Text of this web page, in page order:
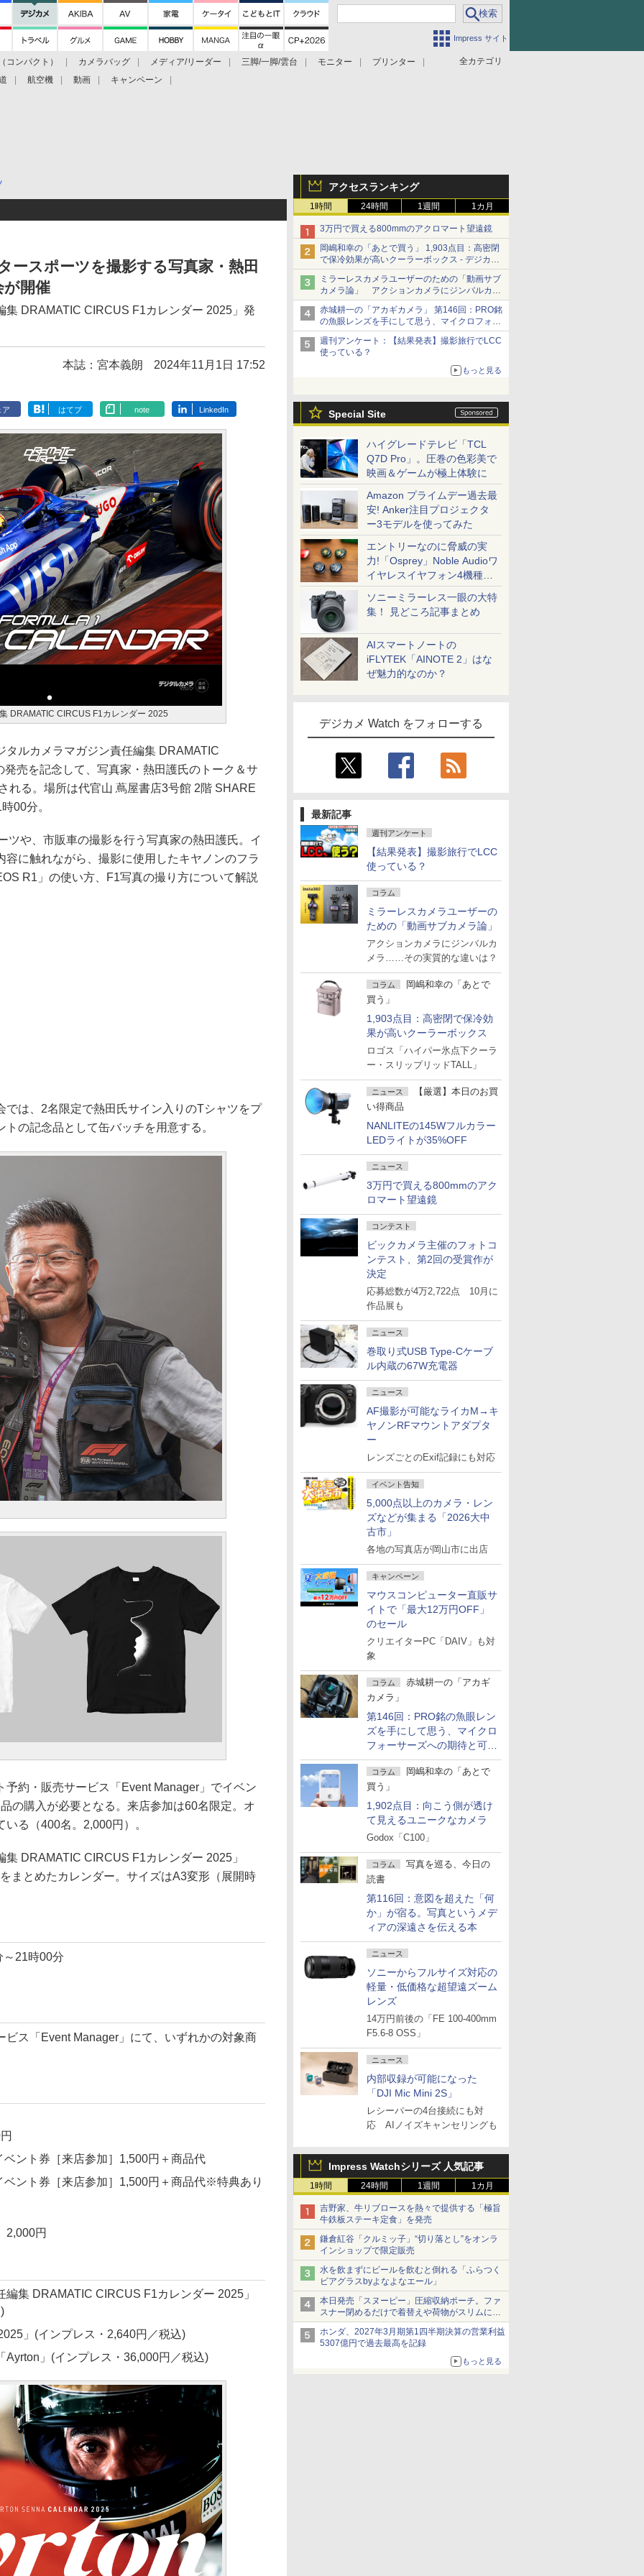
Impress サイト
全カテゴリ
コンパクト） カメラバッグ メディア/リーダー 三脚/一脚/雲台 モニター
プリンター
航空機 動画 キャンペーン
アクセスランキング
1時間 24時間 1週間 1カ月
3万円で買える800mmのアクロマート望遠鏡
岡嶋和幸の「あとで買う」 1,903点目：高密閉
で保冷効果が高いクーラーボックス - デジカメ
Watch
ミラーレスカメラユーザーのための「動画サブ
カメラ論」 アクションカメラにジンバルカメ
ラ……その実質的な違いは？
赤城耕一の「アカギカメラ」 第146回：PRO銘
の魚眼レンズを手にして思う、マイクロフォー
サーズへの期待と可能性
週刊アンケート：【結果発表】撮影旅行でLCC
使っている？
もっと見る
Special Site
ハイグレードテレビ「TCL
Q7D Pro」。圧巻の色彩美で
映画＆ゲームが極上体験に
Amazon プライムデー過去最
安! Anker注目プロジェクタ
ー3モデルを使ってみた
エントリーなのに脅威の実
力!「Osprey」Noble Audioワ
イヤレスイヤフォン4機種を
一気に聴く
ソニーミラーレス一眼の大特
集！ 見どころ記事まとめ
AIスマートノートの
iFLYTEK「AINOTE 2」はな
ぜ魅力的なのか？
デジカメ Watch をフォローする
最新記事
週刊アンケート
【結果発表】撮影旅行でLCC
使っている？
コラム
ミラーレスカメラユーザーの
ための「動画サブカメラ論」
アクションカメラにジンバルカ
メラ……その実質的な違いは？
コラム
岡嶋和幸の「あとで
買う」
1,903点目：高密閉で保冷効
果が高いクーラーボックス
ロゴス「ハイパー氷点下クーラ
ー・スリップリッドTALL」
ニュース
【厳選】本日のお買
い得商品
NANLITEの145Wフルカラー
LEDライトが35%OFF
ニュース
3万円で買える800mmのアク
ロマート望遠鏡
コンテスト
ビックカメラ主催のフォトコ
ンテスト、第2回の受賞作が
決定
応募総数が4万2,722点 10月に
作品展も
ニュース
巻取り式USB Type-Cケーブ
ル内蔵の67W充電器
ニュース
AF撮影が可能なライカM→キ
ヤノンRFマウントアダプタ
ー
レンズごとのExif記録にも対応
イベント告知
5,000点以上のカメラ・レン
ズなどが集まる「2026大中
古市」
各地の写真店が岡山市に出店
キャンペーン
マウスコンピューター直販サ
イトで「最大12万円OFF」
のセール
クリエイターPC「DAIV」も対
象
コラム
赤城耕一の「アカギ
カメラ」
第146回：PRO銘の魚眼レン
ズを手にして思う、マイクロ
フォーサーズへの期待と可能
性
コラム
岡嶋和幸の「あとで
買う」
1,902点目：向こう側が透け
て見えるユニークなカメラ
Godox「C100」
コラム
写真を巡る、今日の
読書
第116回：意図を超えた「何
か」が宿る。写真というメデ
ィアの深遠さを伝える本
ニュース
ソニーからフルサイズ対応の
軽量・低価格な超望遠ズーム
レンズ
14万円前後の「FE 100-400mm
F5.6-8 OSS」
ニュース
内部収録が可能になった
「DJI Mic Mini 2S」
レシーバーの4台接続にも対
応 AIノイズキャンセリングも
Impress Watchシリーズ 人気記事
1時間 24時間 1週間 1カ月
吉野家、牛リブロースを熱々で提供する「極旨
牛鉄板ステーキ定食」を発売
鎌倉紅谷「クルミッ子」“切り落とし”をオンラ
インショップで限定販売
水を飲まずにビールを飲むと倒れる「ふらつく
ビアグラスbyよなよなエール」
本日発売「スヌーピー」圧縮収納ポーチ。ファ
スナー閉めるだけで着替えや荷物がスリムにま
とまる
ホンダ、2027年3月期第1四半期決算の営業利益
5307億円で過去最高を記録
もっと見る
ースポーツを撮影する写真家・熱田
が開催
集 DRAMATIC CIRCUS F1カレンダー 2025」発
本誌：宮本義朗 2024年11月1日 17:52
ア はてブ note LinkedIn
DRAMATIC CIRCUS F1カレンダー 2025
タルカメラマガジン責任編集 DRAMATIC
売を記念して、写真家・熱田護氏のトーク＆サ
れる。場所は代官山 蔦屋書店3号館 2階 SHARE
00分。
ツや、市販車の撮影を行う写真家の熱田護氏。イ
に触れながら、撮影に使用したキヤノンのフラ
R1」の使い方、F1写真の撮り方について解説
では、2名限定で熱田氏サイン入りのTシャツをプ
の記念品として缶バッチを用意する。
予約・販売サービス「Event Manager」でイベン
の購入が必要となる。来店参加は60名限定。オ
る（400名。2,000円）。
DRAMATIC CIRCUS F1カレンダー 2025」
まとめたカレンダー。サイズはA3変形（展開時
21時00分
ビス「Event Manager」にて、いずれかの対象商
ント券［来店参加］1,500円＋商品代
ント券［来店参加］1,500円＋商品代※特典あり
2,000円
集 DRAMATIC CIRCUS F1カレンダー 2025」
」(インプレス・2,640円／税込)
Ayrton」(インプレス・36,000円／税込)